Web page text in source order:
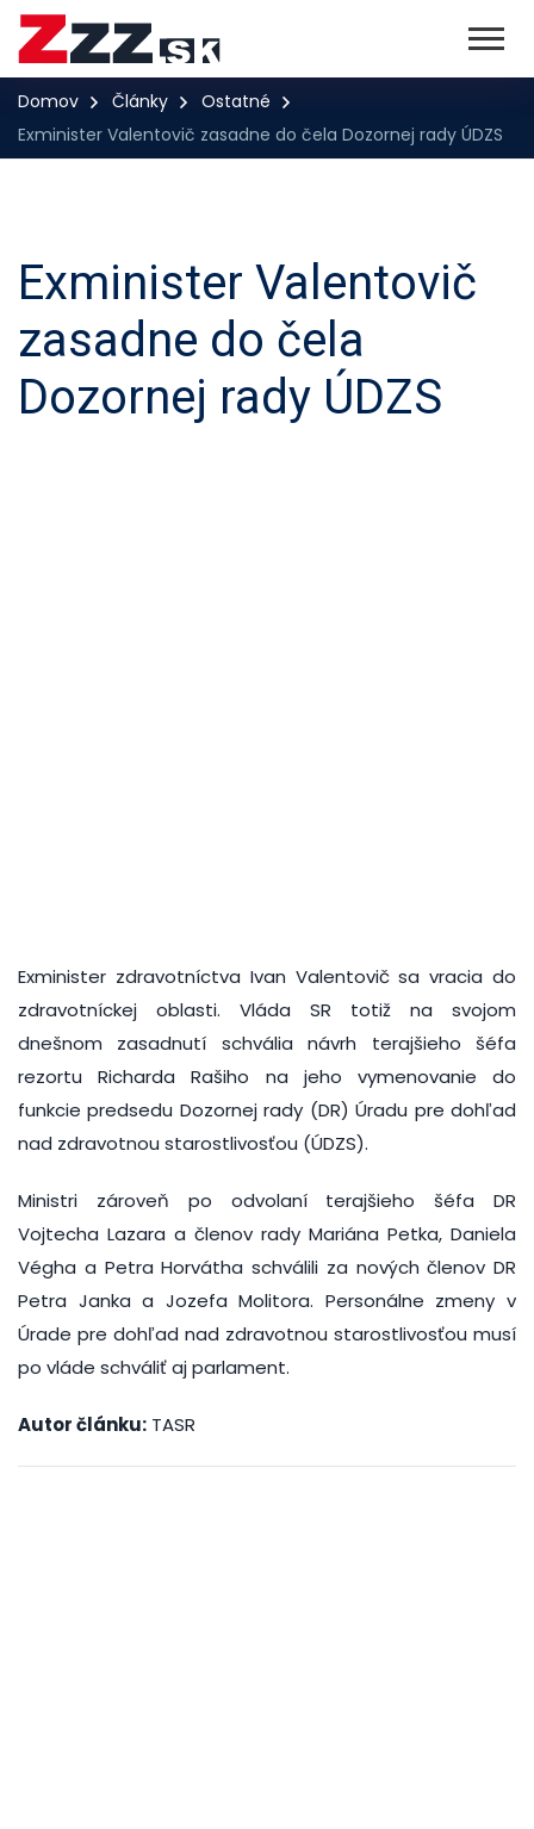
Domov Články
Ostatné
Exminister Valentovič zasadne do čela Dozornej rady ÚDZS
Exminister Valentovič
zasadne do čela
Dozornej rady ÚDZS
Exminister zdravotníctva Ivan Valentovič sa vracia do
zdravotníckej oblasti. Vláda SR totiž na svojom
dnešnom zasadnutí schvália návrh terajšieho šéfa
rezortu Richarda Rašiho na jeho vymenovanie do
funkcie predsedu Dozornej rady (DR) Úradu pre dohľad
nad zdravotnou starostlivosťou (ÚDZS).
Ministri zároveň po odvolaní terajšieho šéfa DR
Vojtecha Lazara a členov rady Mariána Petka, Daniela
Végha a Petra Horvátha schválili za nových členov DR
Petra Janka a Jozefa Molitora. Personálne zmeny v
Úrade pre dohľad nad zdravotnou starostlivosťou musí
po vláde schváliť aj parlament.
Autor článku: TASR